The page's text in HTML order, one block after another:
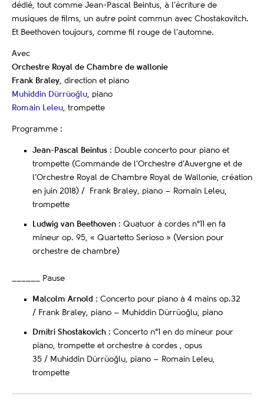
dédié, tout comme Jean-Pascal Beintus, à l’écriture de
musiques de films, un autre point commun avec Chostakovitch.
Et Beethoven toujours, comme fil rouge de l’automne.
Avec
Orchestre Royal de Chambre de wallonie
Frank Braley, direction et piano
Muhiddin Dürrüoğlu, piano
Romain Leleu, trompette
Programme :
Jean-Pascal Beintus : Double concerto pour piano et
trompette (Commande de l’Orchestre d’Auvergne et de
l’Orchestre Royal de Chambre Royal de Wallonie, création
en juin 2018) / Frank Braley, piano – Romain Leleu,
trompette
Ludwig van Beethoven : Quatuor à cordes n°11 en fa
mineur op. 95, « Quartetto Serioso » (Version pour
orchestre de chambre)
______ Pause
Malcolm Arnold : Concerto pour piano à 4 mains op.32
/ Frank Braley, piano – Muhiddin Dürrüoğlu, piano
Dmitri Shostakovich : Concerto n°1 en do mineur pour
piano, trompette et orchestre à cordes , opus
35 / Muhiddin Dürrüoğlu, piano – Romain Leleu,
trompette